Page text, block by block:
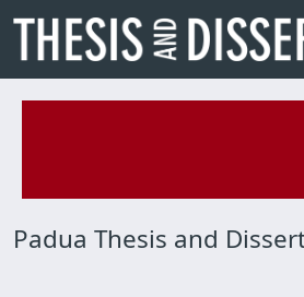
Padua Thesis and